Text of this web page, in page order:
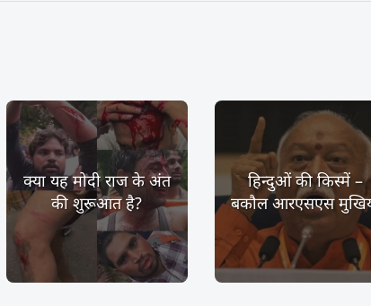
क्या यह मोदी राज के अंत
की शुरूआत है?
हिन्दुओं की किस्में –
बकौल आरएसएस